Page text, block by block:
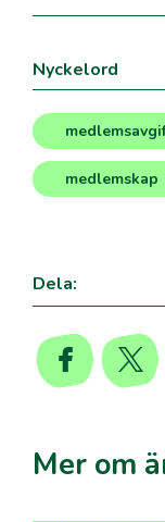
Nyckelord
,, medlemskap
Dela:
Mer om